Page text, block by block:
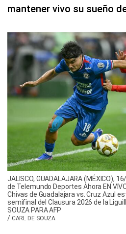
mantener vivo su sueño
JALISCO, GUADALAJARA (MÉXICO),
de Telemundo Deportes Ahora EN
Chivas de Guadalajara vs. Cruz Azul
semifinal del Clausura 2026 de la
SOUZA PARA AFP
/ CARL DE SOUZA